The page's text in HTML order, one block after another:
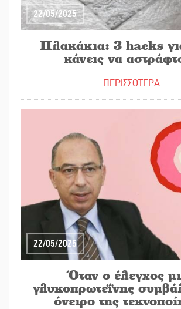
22/05/2025
Πλακάκια: 3 hacks
κάνεις να
ΠΕΡΙΣΣΟΤΕΡΑ
22/05/2025
Όταν ο έλεγχος
γλυκοπρωτεΐνης
όνειρο της